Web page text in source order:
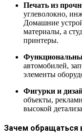
Печать из
углеволокно,
Домашние
материалы, а
принтеры.
автомобилей,
элементы
Фигурки и
объекты,
высокой
Зачем обращаться